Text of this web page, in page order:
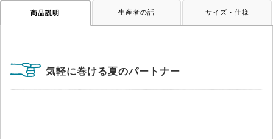
商品説明 生産者の話 サイズ・仕様
気軽に巻ける夏のパートナー